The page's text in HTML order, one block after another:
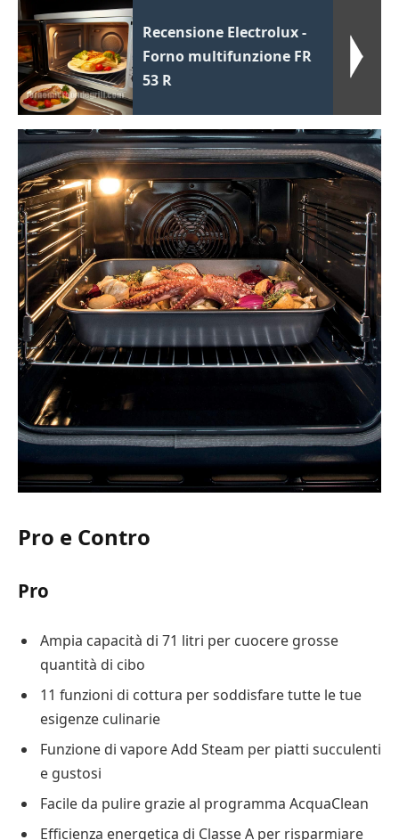
Recensione Electrolux -
Forno multifunzione FR
53 R
Pro e Contro
Pro
Ampia capacità di 71 litri per cuocere grosse
quantità di cibo
11 funzioni di cottura per soddisfare tutte le tue
esigenze culinarie
Funzione di vapore Add Steam per piatti succulenti
e gustosi
Facile da pulire grazie al programma AcquaClean
Efficienza energetica di Classe A per risparmiare